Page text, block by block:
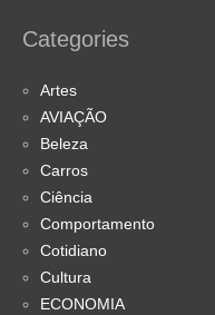
Categories
Artes
AVIAÇÃO
Beleza
Carros
Ciência
Comportamento
Cotidiano
Cultura
ECONOMIA